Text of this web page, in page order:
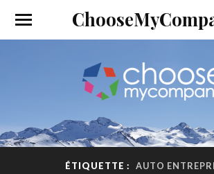
ÉTIQUETTE : AUTO